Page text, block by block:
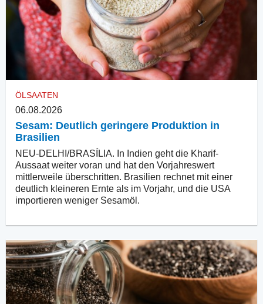
ÖLSAATEN
06.08.2026
Sesam: Deutlich geringere Produktion in
Brasilien
NEU-DELHI/BRASÍLIA. In Indien geht die Kharif-
Aussaat weiter voran und hat den Vorjahreswert
mittlerweile überschritten. Brasilien rechnet mit einer
deutlich kleineren Ernte als im Vorjahr, und die USA
importieren weniger Sesamöl.